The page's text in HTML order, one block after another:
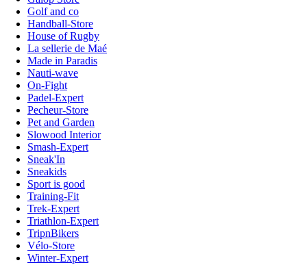
Golf and co
Handball-Store
House of Rugby
La sellerie de Maé
Made in Paradis
Nauti-wave
On-Fight
Padel-Expert
Pecheur-Store
Pet and Garden
Slowood Interior
Smash-Expert
Sneak'In
Sneakids
Sport is good
Training-Fit
Trek-Expert
Triathlon-Expert
TripnBikers
Vélo-Store
Winter-Expert